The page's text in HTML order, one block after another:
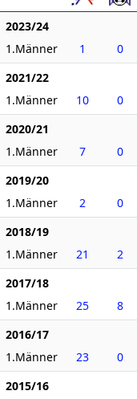
2023/24
1.Männer
1 0
2021/22
1.Männer
10 0
2020/21
1.Männer
7 0
2019/20
1.Männer
2 0
2018/19
1.Männer
21 2
2017/18
1.Männer
25 8
2016/17
1.Männer
23 0
2015/16